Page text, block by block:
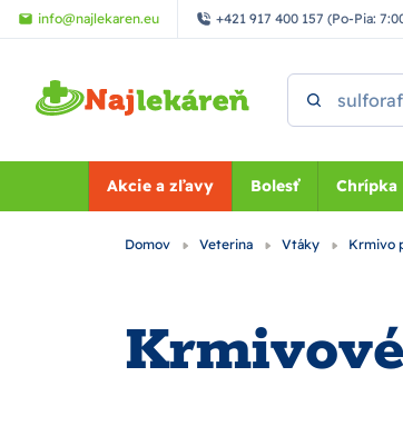
Preskočiť na hlavný obsah
info@najlekaren.eu +421 917 400 157 (Po-Pia:
Akcie a zľavy Bolesť Chrípka
Domov Veterina Vtáky Krmivo